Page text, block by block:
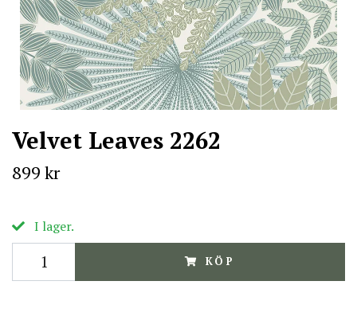
Velvet Leaves 2262
899 kr
I lager.
KÖP